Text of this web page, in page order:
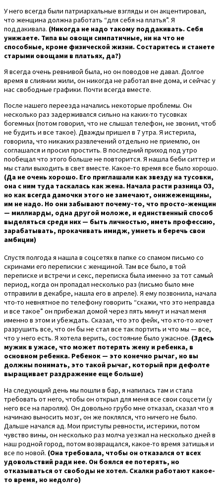
У него всегда были патриархальные взгляды и он акцентировал,
что женщина должна работать “для себя на платья”. Я
поддакивала. (Никогда не надо такому поддакивать. Себя
унижаете. Типа вы овощи симпатичные, ни на что не
способные, кроме физической жизни. Состаритесь и станете
старыми овощами в платьях, да?)
Я всегда очень ревнивой была, но он поводов не давал. Долгое
время в слиянии жили, он никогда не работал вне дома, и сейчас у
нас свободные графики. Почти всегда вместе.
После нашего переезда начались некоторые проблемы. Он
несколько раз задерживался сильно на каких-то тусовках
богемных (потом говорил, что не слышал телефон, не звонил, чтоб
не будить и все такое). Дважды пришел в 7 утра. Я истерила,
говорила, что никаких развлечений отдельно не приемлю, он
соглашался и просил простить. В последний приход под утро
пообещал что этого больше не повторится. Я нашла беби ситтер и
мы стали выходить в свет вместе. Какое-то время все было хорошо.
(Да не очень хорошо. Его приглашали как звезду на тусовки,
она с ним туда таскалась как жена. Начала расти разница ОЗ,
но как всегда дамочки этого не замечают, онижеженщины,
им не надо. Но они забывают почему-то, что просто-женщин
— миллиарды, одна другой моложе, и единственный способ
выделяться среди них — быть личностью, иметь профессию,
зарабатывать, прокачивать имидж, умнеть и беречь свои
амбиции)
Спустя полгода я нашла в соцсетях в папке со спамом письмо со
скринами его переписки с женщиной. Там все было, в той
переписке и встречи и секс, переписка была именно за тот самый
период, когда он пропадал несколько раз (письмо было мне
отправили в декабре, нашла его в апреле). Я ему позвонила, начала
что-то невнятное по телефону говорить “скажи, что это неправда
и все такое” он прибежал домой через пять минут и начал меня
именно в этом и убеждать. Сказал, что это фейк, что кто-то хочет
разрушить все, что он бы не стал все так портить и что мы — все,
что у него есть. Я хотела верить, состояние было ужасное. (Здесь
мужик в ужасе, что может потерять жену и ребенка, в
основном ребенка. Ребенок — это конечно рычаг, но вы
должны понимать, это такой рычаг, который при дефолте
выращивает раздражение еще больше)
На следующий день мы пошли в бар, я напилась там и стала
требовать от него, чтобы он открыл для меня все свои соцсети (у
него все на паролях). Он довольно грубо мне отказал, сказал что я
начинаю выносить мозг, он же поклялся, что ничего не было.
Дальше начался ад. Мои приступы ревности, истерики, потом
чувство вины, он несколько раз молча уезжал на несколько дней в
наш родной город, потом возвращался, какое-то время затишья и
все по новой. (Она требовала, чтобы он отказался от всех
удовольствий ради нее. Он боялся ее потерять, но
отказываться от свободы не хотел. Скалки работают какое-
то время, но недолго)